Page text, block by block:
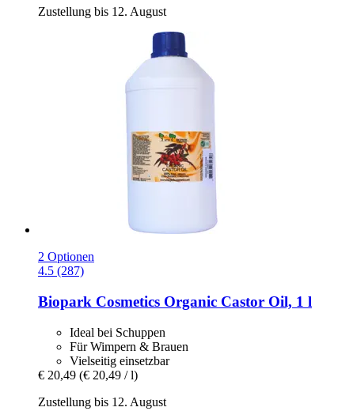
Zustellung bis 12. August
2 Optionen
4.5 (287)
Biopark Cosmetics Organic Castor Oil, 1 l
Ideal bei Schuppen
Für Wimpern & Brauen
Vielseitig einsetzbar
€ 20,49 (€ 20,49 / l)
Zustellung bis 12. August